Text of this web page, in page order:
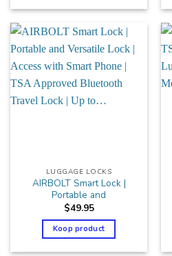
LUGGAGE LOCKS
AIRBOLT Smart Lock |
Portable and
$49.95
Koop product